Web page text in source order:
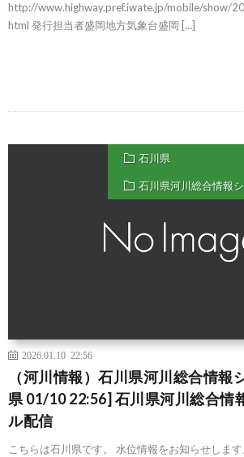
http://www.highway.pref.iwate.jp/mobile/show/
html 発行担当者盛岡地方気象台盛岡 […]
石川県
石川県河川総合情報
2026.01.10 22:56
（河川情報）石川県河川総合情報
県 01/10 22:56] 石川県河川総合
ル配信
こちらは石川県です。 水位情報をお知らせし